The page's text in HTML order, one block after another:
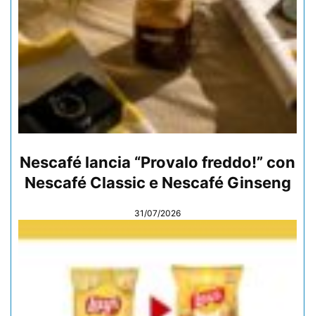
Nescafé lancia “Provalo freddo!” con
Nescafé Classic e Nescafé Ginseng
31/07/2026